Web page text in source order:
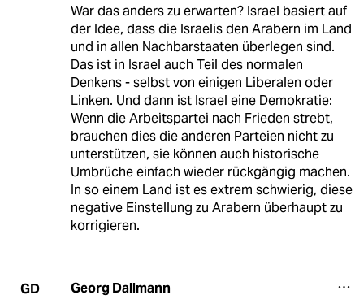
War das anders zu erwarten? Israel basiert auf
der Idee, dass die Israelis den Arabern im Land
und in allen Nachbarstaaten überlegen sind.
Das ist in Israel auch Teil des normalen
Denkens - selbst von einigen Liberalen oder
Linken. Und dann ist Israel eine Demokratie:
Wenn die Arbeitspartei nach Frieden strebt,
brauchen dies die anderen Parteien nicht zu
unterstützen, sie können auch historische
Umbrüche einfach wieder rückgängig machen.
In so einem Land ist es extrem schwierig, diese
negative Einstellung zu Arabern überhaupt zu
korrigieren.
GD Georg Dallmann